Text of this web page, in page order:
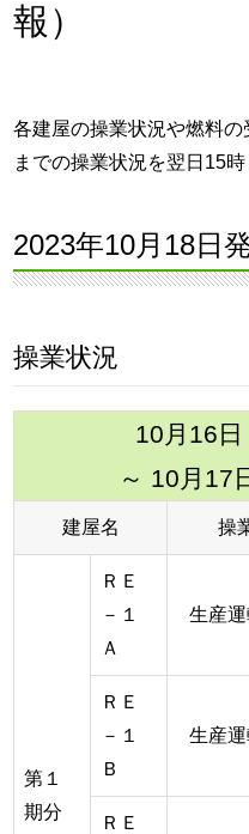
報）
各建屋の操業状況や燃料
までの操業状況を翌日15
2023年10月18日
操業状況
10月16日
～ 10月17
建屋名 操
第１
期分
ＲＥ
－１
Ａ
生産
ＲＥ
－１
Ｂ
生産
ＲＥ